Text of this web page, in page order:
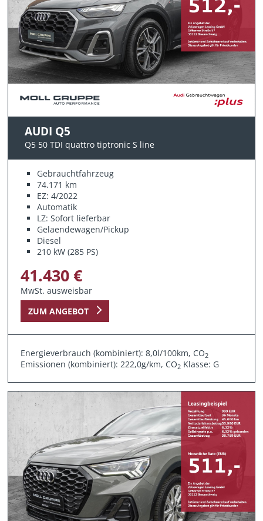
AUDI Q5
Q5 50 TDI quattro tiptronic S line
Gebrauchtfahrzeug
74.171 km
EZ: 4/2022
Automatik
LZ: Sofort lieferbar
Gelaendewagen/Pickup
Diesel
210 kW (285 PS)
41.430 €
MwSt. ausweisbar
ZUM ANGEBOT
Energieverbrauch (kombiniert): 8,0l/100km, CO2
Emissionen (kombiniert): 222,0g/km, CO2 Klasse: G